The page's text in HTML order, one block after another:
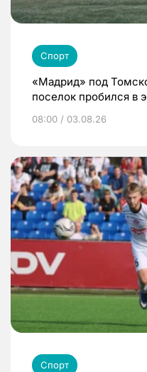
Спорт
«Мадрид» под
поселок пробился в
08:00 / 03.08.26
Спорт